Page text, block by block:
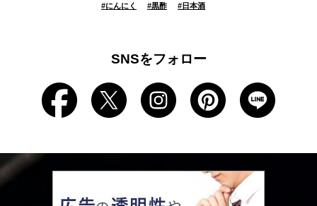
#にんにく #黒酢 #日本酒
SNSをフォロー